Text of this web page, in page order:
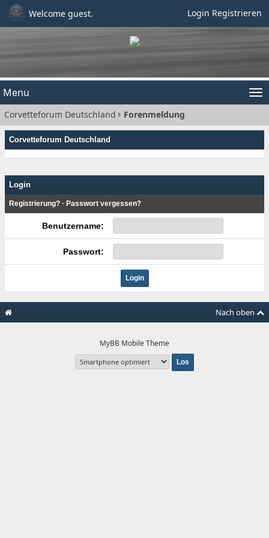
Welcome guest. Login Registrieren
Menu
Corvetteforum Deutschland Forenmeldung
Corvetteforum Deutschland
Login
Registrierung? · Passwort vergessen?
Benutzername:
Passwort:
Nach oben
MyBB Mobile Theme